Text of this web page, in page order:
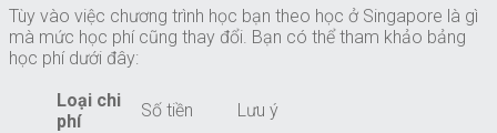
Tùy vào việc chương trình học bạn theo học ở Singapore là gì
mà mức học phí cũng thay đổi. Bạn có thể tham khảo bảng
học phí dưới đây:
Loại chi
phí
Số tiền Lưu ý